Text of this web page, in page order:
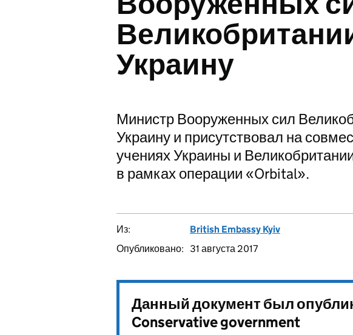
Украину
Министр Вооруженных сил
Украину и присутствовал на
учениях Украины и
в рамках операции «Orbital».
Из:
British Embassy Kyiv
Опубликовано:
31 августа 2017
Данный документ был
Conservative government